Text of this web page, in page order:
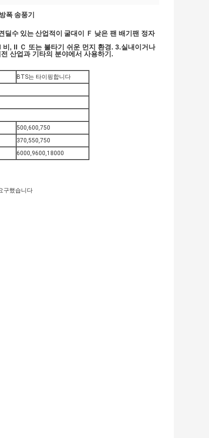
방폭 송풍기
수 있는 산업적이 굴대이 Ｆ 낮은 팬 배기팬 정자
, II Ｃ 또는 불타기 쉬운 먼지 환경. 3.실내이거나
산업과 기타의 분야에서 사용하기.
BTS는 타이핑합니다
500,600,750
370,550,750
6000,9600,18000
구했습니다